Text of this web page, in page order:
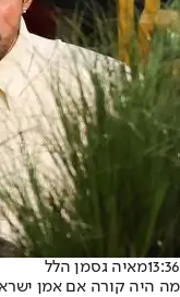
13:36מאיה גסמן הלל
מה היה קורה אם אמן